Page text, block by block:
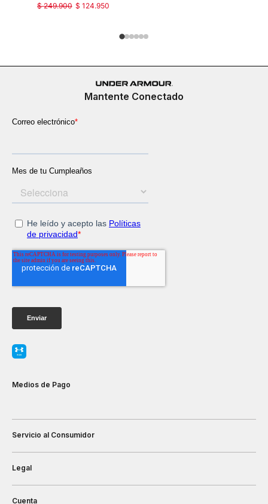
$ 124.950
$ 249.900
Mantente Conectado
Medios de Pago
Servicio al Consumidor
Legal
Cuenta